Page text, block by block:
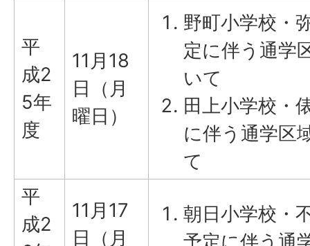
平
成2
5年
度
11月18
日（月
曜日）
野町小学校・
定に伴う通学
いて
田上小学校・
に伴う通学区
て
平
成2
11月17
日（月
朝日小学校・